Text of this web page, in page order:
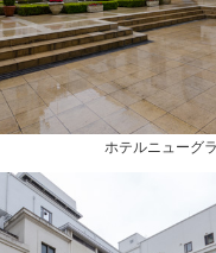
ホテルニュー